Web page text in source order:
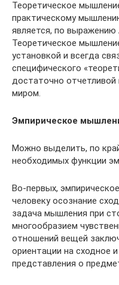
Теоретическое
практическому
является, по выражению
Теоретическое
установкой и всегда
специфического
достаточно
миром.
Эмпирическое
Можно выделить, по
необходимых функции
Во-первых,
человеку осознание
задача мышления при
многообразием
отношений вещей
ориентации на сходное
представления о